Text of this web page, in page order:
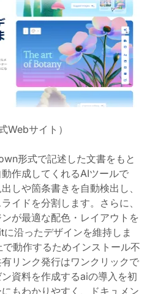
Webサイト）
形式で記述した文書をもと
作成してくれるAIツールで
しや箇条書きを自動検出し、
イドを分割します。さらに、
が最適な配色 ・ レイアウトを
沿ったデザインを維持しま
動作するためインストール不
リンク発行はワンクリック で
資料を作成するaiの導入を初
もわかりやすく、ドキュメン